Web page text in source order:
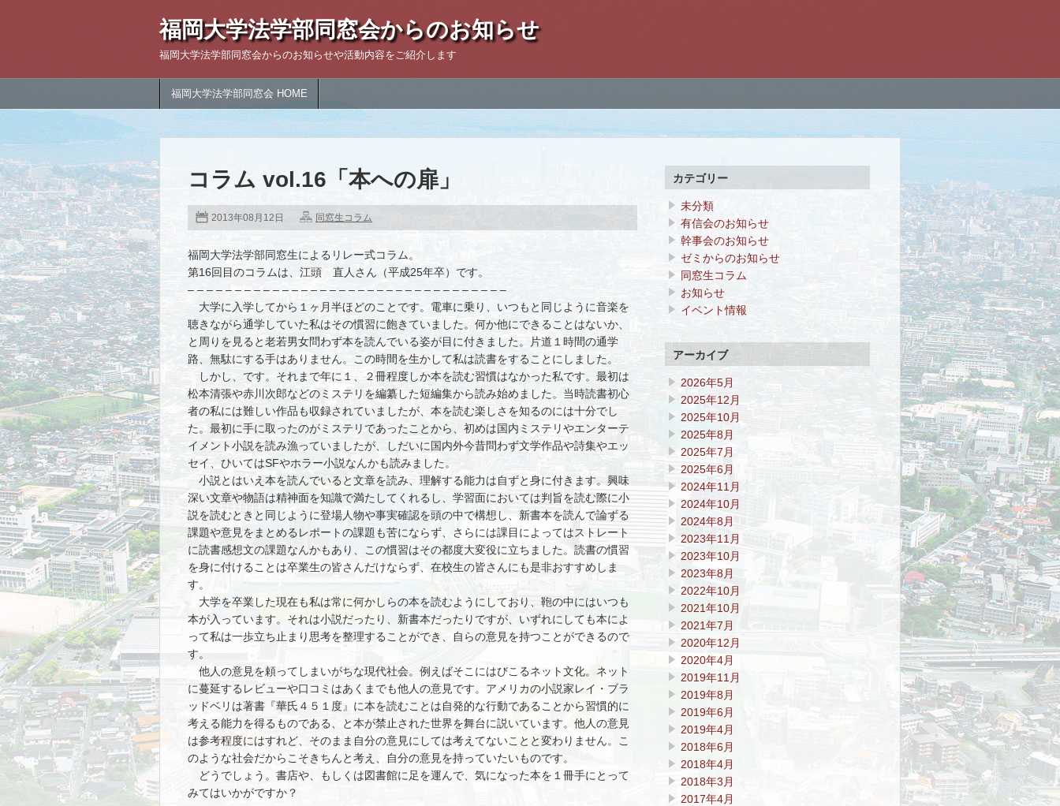
福岡大学法学部同窓会からのお知らせ
福岡大学法学部同窓会からのお知らせや活動内容をご紹介します
福岡大学法学部同窓会 HOME
コラム vol.16「本への扉」
2013年08月12日 同窓生コラム
福岡大学法学部同窓生によるリレー式コラム。
第16回目のコラムは、江頭 直人さん（平成25年卒）です。
– – – – – – – – – – – – – – – – – – – – – – – – – – – – – – – – – –
大学に入学してから１ヶ月半ほどのことです。電車に乗り、いつもと同じように音楽を
聴きながら通学していた私はその慣習に飽きていました。何か他にできることはないか、
と周りを見ると老若男女問わず本を読んでいる姿が目に付きました。片道１時間の通学
路、無駄にする手はありません。この時間を生かして私は読書をすることにしました。
しかし、です。それまで年に１、２冊程度しか本を読む習慣はなかった私です。最初は
松本清張や赤川次郎などのミステリを編纂した短編集から読み始めました。当時読書初心
者の私には難しい作品も収録されていましたが、本を読む楽しさを知るのには十分でし
た。最初に手に取ったのがミステリであったことから、初めは国内ミステリやエンターテ
イメント小説を読み漁っていましたが、しだいに国内外今昔問わず文学作品や詩集やエッ
セイ、ひいてはSFやホラー小説なんかも読みました。
小説とはいえ本を読んでいると文章を読み、理解する能力は自ずと身に付きます。興味
深い文章や物語は精神面を知識で満たしてくれるし、学習面においては判旨を読む際に小
説を読むときと同じように登場人物や事実確認を頭の中で構想し、新書本を読んで論ずる
課題や意見をまとめるレポートの課題も苦にならず、さらには課目によってはストレート
に読書感想文の課題なんかもあり、この慣習はその都度大変役に立ちました。読書の慣習
を身に付けることは卒業生の皆さんだけならず、在校生の皆さんにも是非おすすめしま
す。
大学を卒業した現在も私は常に何かしらの本を読むようにしており、鞄の中にはいつも
本が入っています。それは小説だったり、新書本だったりですが、いずれにしても本によ
って私は一歩立ち止まり思考を整理することができ、自らの意見を持つことができるので
す。
他人の意見を頼ってしまいがちな現代社会。例えばそこにはびこるネット文化。ネット
に蔓延するレビューや口コミはあくまでも他人の意見です。アメリカの小説家レイ・ブラ
ッドベリは著書『華氏４５１度』に本を読むことは自発的な行動であることから習慣的に
考える能力を得るものである、と本が禁止された世界を舞台に説いています。他人の意見
は参考程度にはすれど、そのまま自分の意見にしては考えてないことと変わりません。こ
のような社会だからこそきちんと考え、自分の意見を持っていたいものです。
どうでしょう。書店や、もしくは図書館に足を運んで、気になった本を１冊手にとって
みてはいかがですか？
カテゴリー
未分類
有信会のお知らせ
幹事会のお知らせ
ゼミからのお知らせ
同窓生コラム
お知らせ
イベント情報
アーカイブ
2026年5月
2025年12月
2025年10月
2025年8月
2025年7月
2025年6月
2024年11月
2024年10月
2024年8月
2023年11月
2023年10月
2023年8月
2022年10月
2021年10月
2021年7月
2020年12月
2020年4月
2019年11月
2019年8月
2019年6月
2019年4月
2018年6月
2018年4月
2018年3月
2017年4月